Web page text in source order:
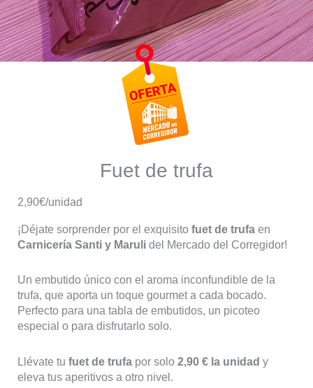
Fuet de trufa
2,90€/unidad
¡Déjate sorprender por el exquisito fuet de trufa en
Carnicería Santi y Maruli del Mercado del Corregidor!
Un embutido único con el aroma inconfundible de la
trufa, que aporta un toque gourmet a cada bocado.
Perfecto para una tabla de embutidos, un picoteo
especial o para disfrutarlo solo.
Llévate tu fuet de trufa por solo 2,90 € la unidad y
eleva tus aperitivos a otro nivel.